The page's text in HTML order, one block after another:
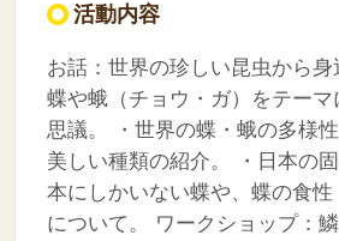
活動内容
お話：世界の珍しい昆虫から身
蝶や蛾（チョウ・ガ）をテー
思議。
・世界の蝶・蛾の多様
美しい種類の紹介。
・日本の
本にしかいない蝶や、蝶の食性
について。
ワークショップ：